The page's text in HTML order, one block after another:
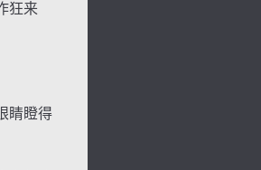
狂来
睛瞪得